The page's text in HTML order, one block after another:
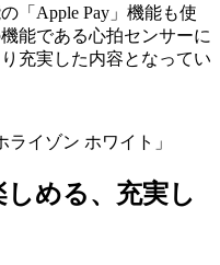
「Apple Pay」機能も使
能である心拍センサーに
充実した内容となってい
イゾン ホワイト」
める、充実し